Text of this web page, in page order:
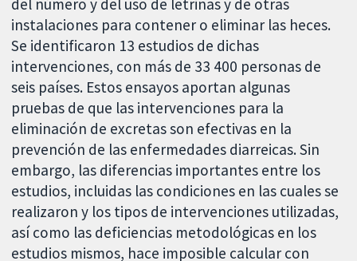
instalaciones para contener o eliminar las heces.
Se identificaron 13 estudios de dichas
intervenciones, con más de 33 400 personas de
seis países. Estos ensayos aportan algunas
pruebas de que las intervenciones para la
eliminación de excretas son efectivas en la
prevención de las enfermedades diarreicas. Sin
embargo, las diferencias importantes entre los
estudios, incluidas las condiciones en las cuales se
realizaron y los tipos de intervenciones utilizadas,
así como las deficiencias metodológicas en los
estudios mismos, hace imposible calcular con